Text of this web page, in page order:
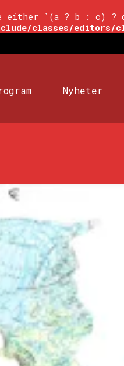
either `(a ? b :
classes/
Nyheter